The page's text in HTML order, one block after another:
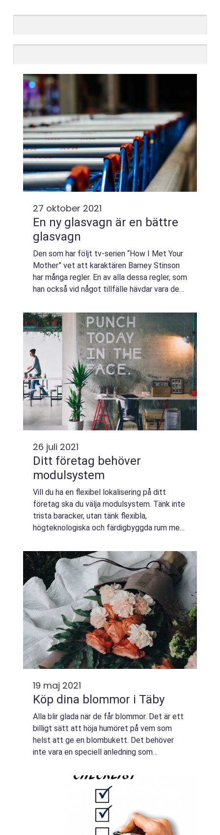
27 oktober 2021
En ny glasvagn är en bättre
glasvagn
Den som har följt tv-serien “How I Met Your
Mother” vet att karaktären Barney Stinson
har många regler. En av alla dessa regler, som
han också vid något tillfälle hävdar vara den
26 juli 2021
Ditt företag behöver
modulsystem
Vill du ha en flexibel lokalisering på ditt
företag ska du välja modulsystem. Tänk inte
trista baracker, utan tänk flexibla,
högteknologiska och färdigbyggda rum med
19 maj 2021
Köp dina blommor i Täby
Alla blir glada när de får blommor. Det är ett
billigt sätt att höja humöret på vem som
helst att ge en blombukett. Det behöver
inte vara en speciell anledning som
alltid den perfekta överraskningen. Blomm...